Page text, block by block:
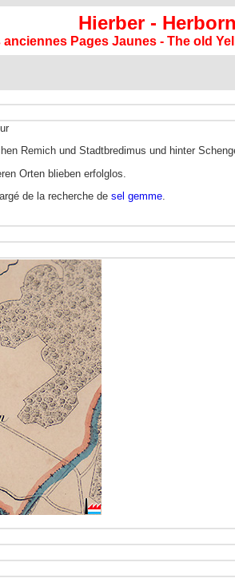
Hierber - Herborn
anciennes Pages Jaunes - The old
Remich und Stadtbredimus und hinter
Orten blieben erfolglos.
de la recherche de sel gemme